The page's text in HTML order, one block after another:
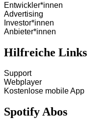
Entwickler*innen
Advertising
Investor*innen
Anbieter*innen
Hilfreiche Links
Support
Webplayer
Kostenlose mobile App
Spotify Abos